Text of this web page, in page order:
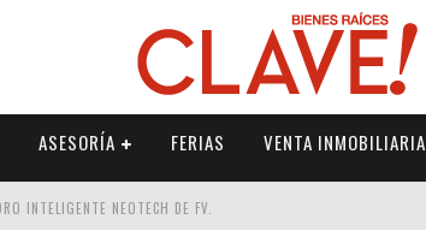
ASESORÍA FERIAS VENTA INMOBILIARIA
INTELIGENTE NEOTECH DE FV.